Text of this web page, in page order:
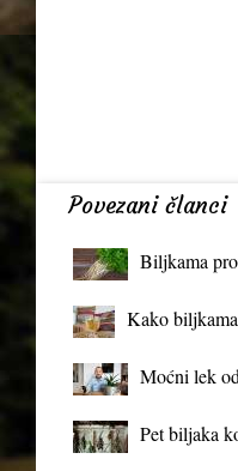
Povezani članci
Biljkama
Kako
Moćni lek
Pet biljaka